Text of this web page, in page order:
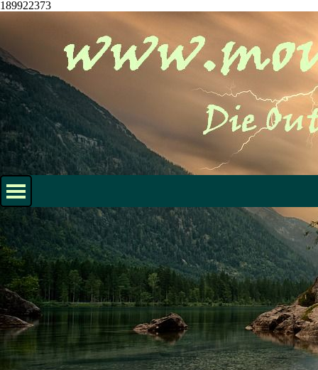
189922373
Direkt zum Seiteninhalt